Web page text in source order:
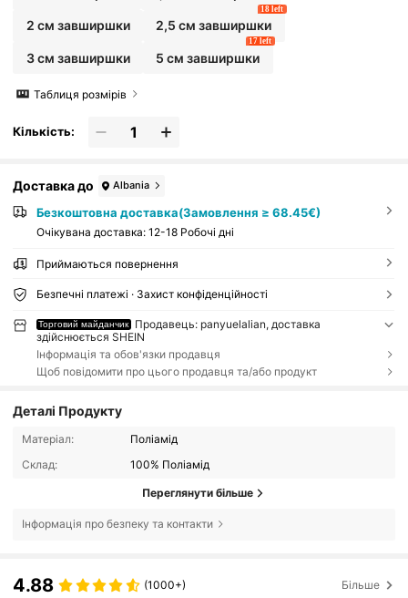
2 см завширшки 2,5 см завширшки
18 left
3 см завширшки 5 см завширшки
17 left
Таблиця розмірів
Кількість:
Доставка до Albania
Безкоштовна доставка(Замовлення ≥ 68.45€)
Очікувана доставка: 12-18 Робочі дні
Приймаються повернення
Безпечні платежі · Захист конфіденційності
Торговий майданчик
Продавець: panyuelalian, доставка
здійснюється SHEIN
Інформація та обов'язки продавця
Щоб повідомити про цього продавця та/або продукт
Деталі Продукту
Матеріал:
Поліамід
Склад:
100% Поліамід
Переглянути більше
Інформація про безпеку та контакти
4.88 (1000+) Більше